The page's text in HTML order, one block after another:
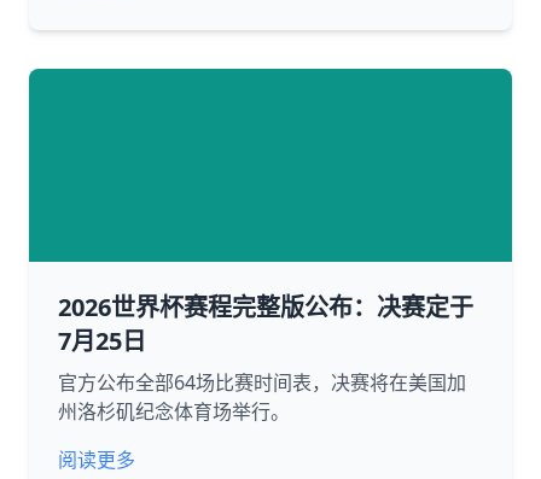
2026世界杯赛程完整版公布：决赛定于
7月25日
官方公布全部64场比赛时间表，决赛将在美国加
州洛杉矶纪念体育场举行。
阅读更多